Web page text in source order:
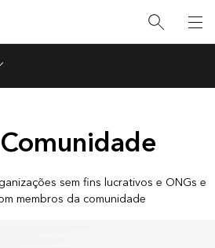
sem fins lucrativos e ONGs e
membros da comunidade